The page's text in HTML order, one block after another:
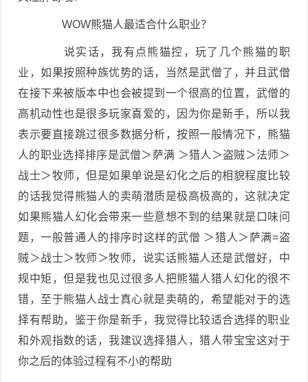
WOW熊猫人最适合什么职业？
说实话，我有点熊猫控，玩了几个熊猫的职
业，如果按照种族优势的话，当然是武僧了，并且武僧
在接下来被版本中也会被提到一个很高的位置，武僧的
高机动性也是很多玩家喜爱的，因为你是新手，所以我
表示要直接跳过很多数据分析，按照一般情况下，熊猫
人的职业选择排序是武僧＞萨满 ＞猎人＞盗贼＞法师＞
战士＞牧师，但是如果单说是幻化之后的相貌程度比较
的话我觉得熊猫人的卖萌潜质是极高极高的，这就决定
如果熊猫人幻化会带来一些意想不到的结果就是口味问
题，一般普通人的排序时这样的武僧 ＞猎人＞萨满=盗
贼＞战士＞牧师＞牧师，说实话熊猫人还是武僧好，中
规中矩，但是我也见过很多人把熊猫人猎人幻化的很不
错，至于熊猫人战士真心就是卖萌的，希望能对于的选
择有帮助，鉴于你是新手，我觉得比较适合选择的职业
和外观指数的话，我建议选择猎人，猎人带宝宝这对于
你之后的体验过程有不小的帮助